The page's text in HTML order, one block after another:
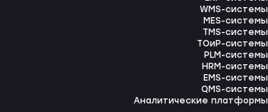
WMS-системы
MES-системы
TMS-системы
ТОиР-системы
PLM-системы
HRM-системы
EMS-системы
QMS-системы
Аналитические платформы